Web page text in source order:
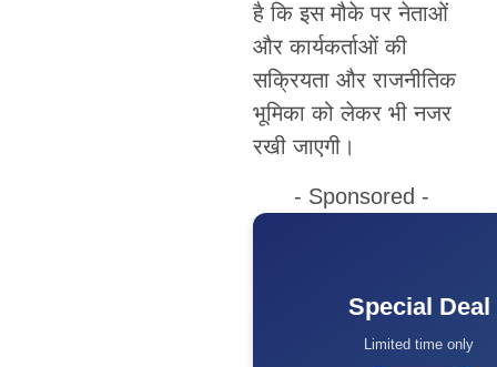
है कि इस मौके पर नेताओं
और कार्यकर्ताओं की
सक्रियता और राजनीतिक
भूमिका को लेकर भी नजर
रखी जाएगी।
- Sponsored -
Special Deal
Limited time only